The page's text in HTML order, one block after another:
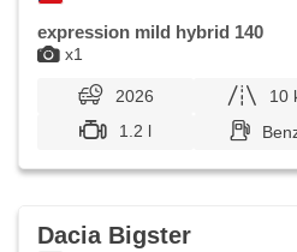
x1
expression mild hybrid 140
2026 10
1.2 l
Dacia Bigster